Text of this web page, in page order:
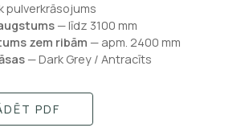
pulverkrāsojums
— līdz 3100 mm
zem ribām — apm. 2400 mm
— Dark Grey / Antracīts
PDF